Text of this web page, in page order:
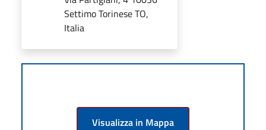
Settimo Torinese TO,
Italia
Visualizza in Mappa